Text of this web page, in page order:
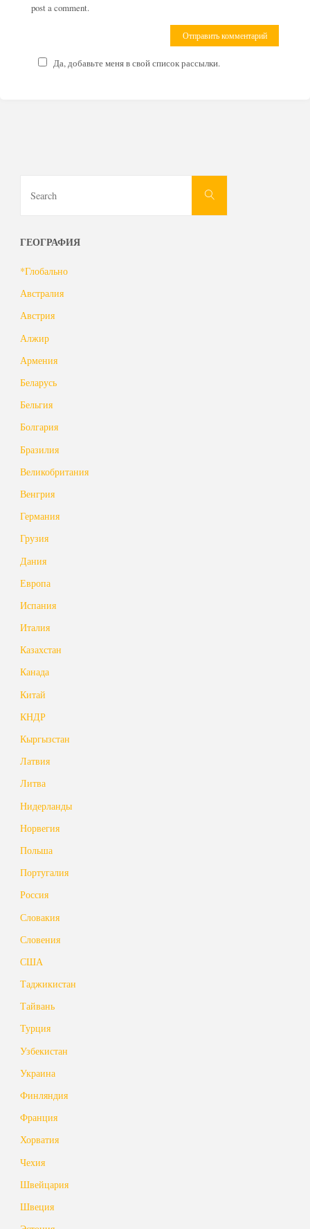
post a comment.
Да, добавьте меня в свой список рассылки.
Search
ГЕОГРАФИЯ
*Глобально
Австралия
Австрия
Алжир
Армения
Беларусь
Бельгия
Болгария
Бразилия
Великобритания
Венгрия
Германия
Грузия
Дания
Европа
Испания
Италия
Казахстан
Канада
Китай
КНДР
Кыргызстан
Латвия
Литва
Нидерланды
Норвегия
Польша
Португалия
Россия
Словакия
Словения
США
Таджикистан
Тайвань
Турция
Узбекистан
Украина
Финляндия
Франция
Хорватия
Чехия
Швейцария
Швеция